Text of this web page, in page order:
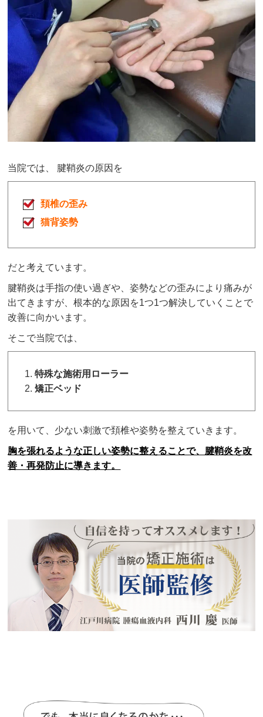
当院では、 腱鞘炎の原因を
頚椎の歪み
猫背姿勢
だと考えています。
腱鞘炎は手指の使い過ぎや、姿勢などの歪みにより痛みが
出てきますが、根本的な原因を1つ1つ解決していくことで
改善に向かいます。
そこで当院では、
特殊な施術用ローラー
矯正ベッド
を用いて、少ない刺激で頚椎や姿勢を整えていきます。
胸を張れるような正しい姿勢に整えることで、腱鞘炎を改
善・再発防止に導きます。